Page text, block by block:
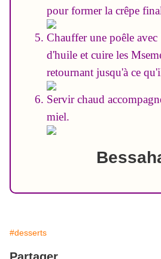
pour former la crêpe
Chauffer une poêle avec
d'huile et cuire les
retournant jusqu'à ce
Servir chaud
miel.
#desserts